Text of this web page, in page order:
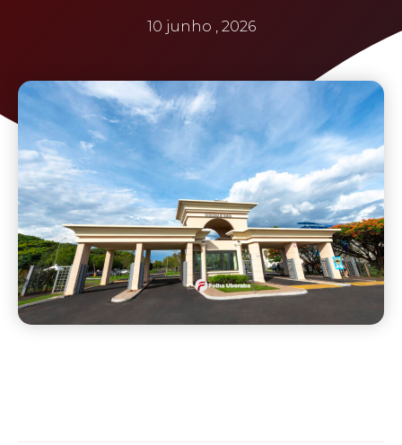
10 junho , 2026